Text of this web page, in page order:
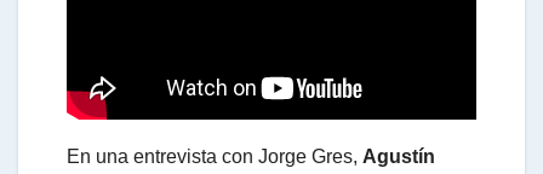
En una entrevista con Jorge Gres, Agustín